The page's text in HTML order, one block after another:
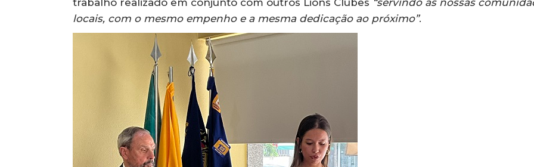
locais, com o mesmo empenho e a mesma dedicação ao próximo”.